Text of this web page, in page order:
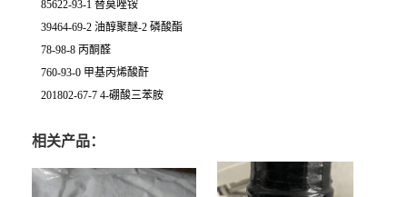
85622-93-1 替莫唑铵
39464-69-2 油醇聚醚-2 磷酸酯
78-98-8 丙酮醛
760-93-0 甲基丙烯酸酐
201802-67-7 4-硼酸三苯胺
相关产品：